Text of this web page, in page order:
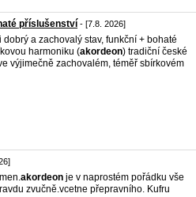
příslušenství - [7.8. 2026]
a zachovalý stav, funkční + bohaté
harmoniku (akordeon) tradiční české
výjimečně zachovalém, téměř sbírkovém
akordeon je v naprostém pořádku vše
zvučně.vcetne přepravního. Kufru